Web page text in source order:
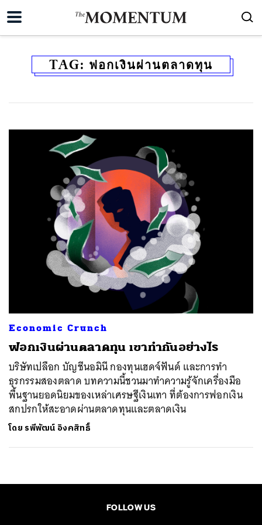
TAG: ฟอกเงินผ่านตลาดทุน
Economic Crunch
ฟอกเงินผ่านตลาดทุน เขาทำกันอย่างไร
บริษัทเปลือก บัญชีนอมินี กองทุนเฮดจ์ฟันด์ และการทำ
ธุรกรรมสองตลาด บทความนี้ชวนมาทำความรู้จักเครื่องมือ
พื้นฐานยอดนิยมของเหล่าเศรษฐีเงินเทา ที่ต้องการฟอกเงิน
สกปรกให้สะอาดผ่านตลาดทุนและตลาดเงิน
โดย รพีพัฒน์ อิงคสิทธิ์
FOLLOW US
TWEET LINE EMAIL